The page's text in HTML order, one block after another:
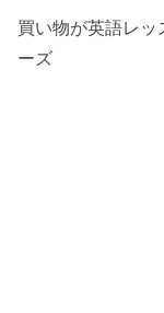
買い物が英語レッ
ーズ